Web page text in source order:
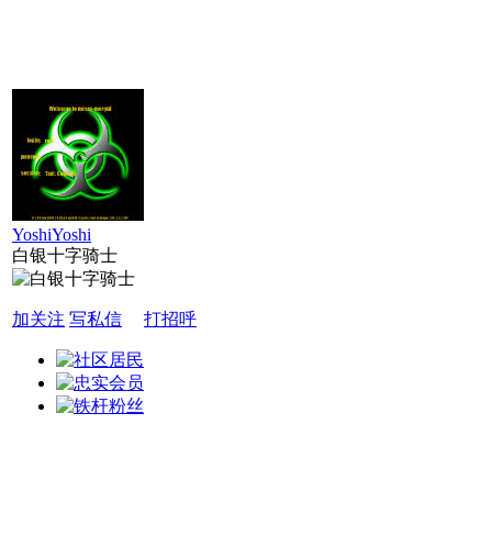
YoshiYoshi
白银十字骑士
加关注 写私信 打招呼